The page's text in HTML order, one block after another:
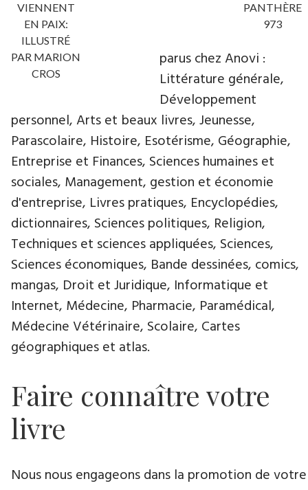
VIENNENT
EN PAIX:
ILLUSTRÉ
PAR MARION
CROS
PANTHÈRE
973
parus chez Anovi :
Littérature générale,
Développement
personnel, Arts et beaux livres, Jeunesse,
Parascolaire, Histoire, Esotérisme, Géographie,
Entreprise et Finances, Sciences humaines et
sociales, Management, gestion et économie
d'entreprise, Livres pratiques, Encyclopédies,
dictionnaires, Sciences politiques, Religion,
Techniques et sciences appliquées, Sciences,
Sciences économiques, Bande dessinées, comics,
mangas, Droit et Juridique, Informatique et
Internet, Médecine, Pharmacie, Paramédical,
Médecine Vétérinaire, Scolaire, Cartes
géographiques et atlas.
Faire connaître votre
livre
Nous nous engageons dans la promotion de votre